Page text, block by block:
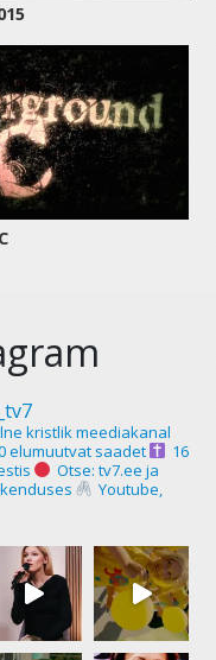
kristlik meediakanal
elumuutvat saadet
16
Otse: tv7.ee ja
Youtube,